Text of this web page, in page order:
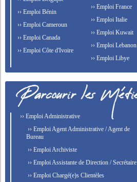
›› Emploi Bénin
›› Emploi Cameroun
›› Emploi Canada
›› Emploi Côte d'Ivoire
›› Emploi France
›› Emploi Italie
›› Emploi Kuwait
›› Emploi Lebanon
›› Emploi Libye
›› Emploi Administrative
›› Emploi Agent Administrative / Agent de
Bureau
›› Emploi Archiviste
›› Emploi Assistante de Direction / Secrétaire
›› Emploi Chargé(e)s Clientèles